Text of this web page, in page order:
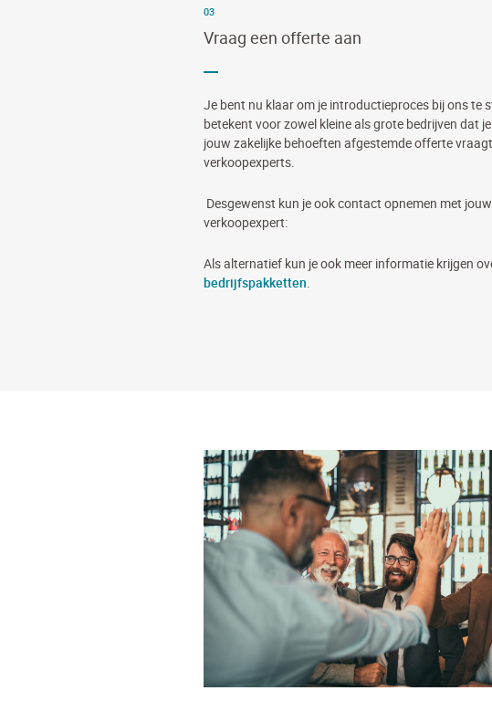
03
Vraag een offerte aan
Je bent nu klaar om je introductieproces bij ons te
betekent voor zowel kleine als grote bedrijven dat
jouw zakelijke behoeften afgestemde offerte
verkoopexperts.
Desgewenst kun je ook contact opnemen met
verkoopexpert:
Als alternatief kun je ook meer informatie krijgen
bedrijfspakketten